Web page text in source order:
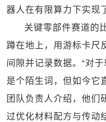
器人在有限算力下实现
关键零部件赛道的
蹲在地上，用游标卡尺
间隙并记录数据。“对于
是个陌生词，但如今它
团队负责人介绍，他们
过优化材料配方与传动